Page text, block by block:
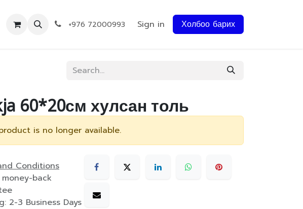
+976 72000993 Sign in Холбоо барих
60*20см хулсан толь
is no longer available.
Conditions
back
2-3 Business Days